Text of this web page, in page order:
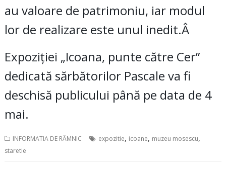
au valoare de patrimoniu, iar modul
lor de realizare este unul inedit.Â
Expoziției „Icoana, punte către Cer”
dedicată sărbătorilor Pascale va fi
deschisă publicului până pe data de 4
mai.
INFORMATIA DE RÂMNIC expozitie, icoane, muzeu mosescu,
staretie